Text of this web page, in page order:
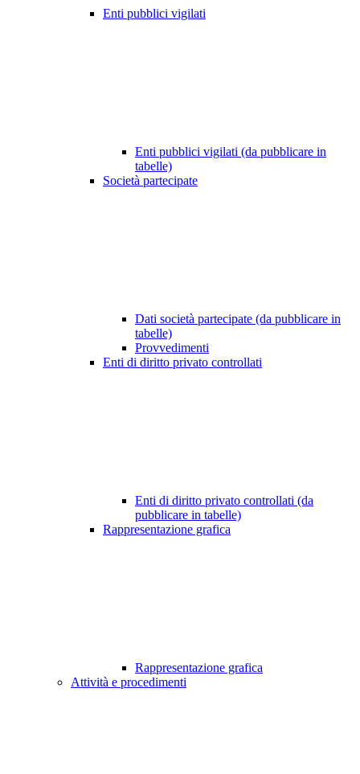
Enti pubblici vigilati
Enti pubblici vigilati (da pubblicare in
tabelle)
Società partecipate
Dati società partecipate (da pubblicare in
tabelle)
Provvedimenti
Enti di diritto privato controllati
Enti di diritto privato controllati (da
pubblicare in tabelle)
Rappresentazione grafica
Rappresentazione grafica
Attività e procedimenti